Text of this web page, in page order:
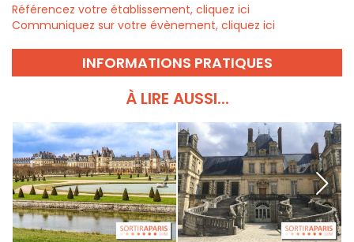
Référencez votre établissement, cliquez ici
Communiquez sur votre évènement, cliquez ici
INFORMATIONS PRATIQUES
À LIRE AUSSI...